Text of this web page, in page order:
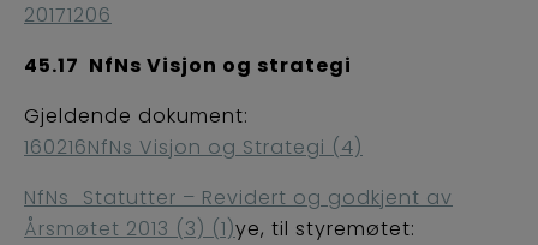
20171206
45.17 NfNs Visjon og strategi
Gjeldende dokument:
160216NfNs Visjon og Strategi (4)
NfNs_Statutter – Revidert og godkjent av
Årsmøtet 2013 (3) (1)ye, til styremøtet: